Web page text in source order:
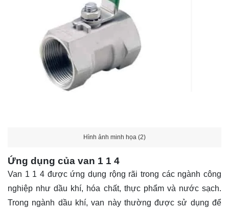
Hình ảnh minh họa (2)
Ứng dụng của van 1 1 4
Van 1 1 4 được ứng dụng rộng rãi trong các ngành công
nghiệp như dầu khí, hóa chất, thực phẩm và nước sạch.
Trong ngành dầu khí, van này thường được sử dụng để